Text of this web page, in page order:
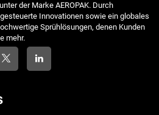
der Marke AEROPAK. Durch
Innovationen sowie ein globales
Sprühlösungen, denen Kunden
mehr.